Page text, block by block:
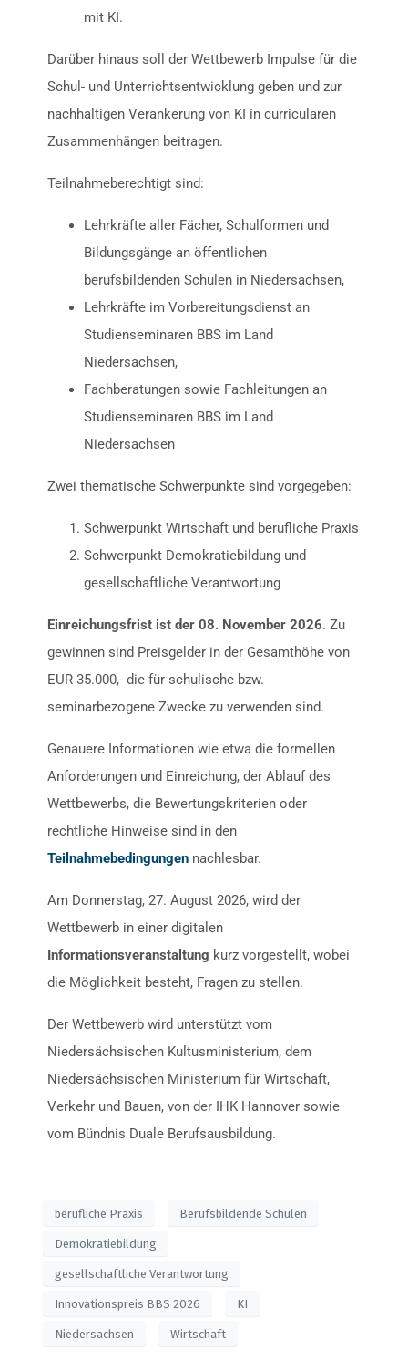
mit KI.
Darüber hinaus soll der Wettbewerb Impulse für die
Schul- und Unterrichtsentwicklung geben und zur
nachhaltigen Verankerung von KI in curricularen
Zusammenhängen beitragen.
Teilnahmeberechtigt sind:
Lehrkräfte aller Fächer, Schulformen und
Bildungsgänge an öffentlichen
berufsbildenden Schulen in Niedersachsen,
Lehrkräfte im Vorbereitungsdienst an
Studienseminaren BBS im Land
Niedersachsen,
Fachberatungen sowie Fachleitungen an
Studienseminaren BBS im Land
Niedersachsen
Zwei thematische Schwerpunkte sind vorgegeben:
Schwerpunkt Wirtschaft und berufliche Praxis
Schwerpunkt Demokratiebildung und
gesellschaftliche Verantwortung
Einreichungsfrist ist der 08. November 2026. Zu
gewinnen sind Preisgelder in der Gesamthöhe von
EUR 35.000,- die für schulische bzw.
seminarbezogene Zwecke zu verwenden sind.
Genauere Informationen wie etwa die formellen
Anforderungen und Einreichung, der Ablauf des
Wettbewerbs, die Bewertungskriterien oder
rechtliche Hinweise sind in den
Teilnahmebedingungen nachlesbar.
Am Donnerstag, 27. August 2026, wird der
Wettbewerb in einer digitalen
Informationsveranstaltung kurz vorgestellt, wobei
die Möglichkeit besteht, Fragen zu stellen.
Der Wettbewerb wird unterstützt vom
Niedersächsischen Kultusministerium, dem
Niedersächsischen Ministerium für Wirtschaft,
Verkehr und Bauen, von der IHK Hannover sowie
vom Bündnis Duale Berufsausbildung.
berufliche Praxis Berufsbildende Schulen
Demokratiebildung
gesellschaftliche Verantwortung
Innovationspreis BBS 2026 KI
Niedersachsen Wirtschaft